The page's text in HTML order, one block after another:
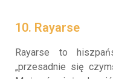
10. Rayarse
Rayarse to
„przesadnie się